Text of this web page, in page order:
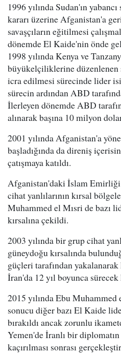
1996 yılında Sudan'ın
kararı üzerine Afganistan'a
savaşçıların eğitilmesi
dönemde El Kaide'nin önde
1998 yılında Kenya ve
büyükelçiliklerine düzenlenen
icra edilmesi sürecinde lider
sürecin ardından ABD
İlerleyen dönemde ABD
alınarak başına 10 milyon
2001 yılında Afganistan'a
başladığında da direniş
çatışmaya katıldı.
Afganistan'daki İslam
cihat yanlılarının kırsal
Muhammed el Mısri de bazı
kırsalına çekildi.
2003 yılında bir grup cihat
güneydoğu kırsalında
güçleri tarafından
İran'da 12 yıl boyunca sürecek
2015 yılında Ebu Muhammed
sonucu diğer bazı El Kaide
bırakıldı ancak zorunlu
Yemen'de İranlı bir
kaçırılması sonrası